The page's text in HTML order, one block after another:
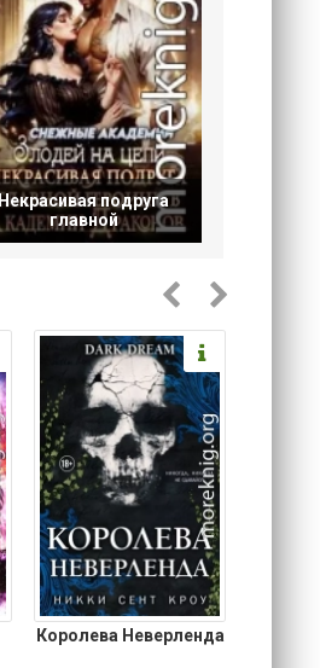
Некрасивая подруга
главной
Королева Неверленда